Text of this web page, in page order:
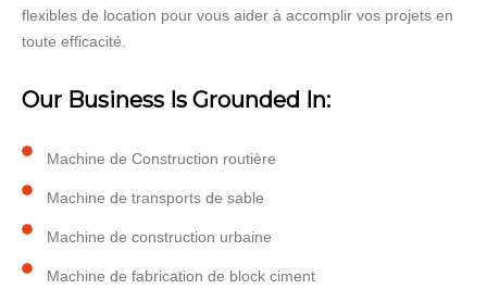
flexibles de location pour vous aider à accomplir vos projets en
toute efficacité.
Our Business Is Grounded In:
Machine de Construction routière
Machine de transports de sable
Machine de construction urbaine
Machine de fabrication de block ciment